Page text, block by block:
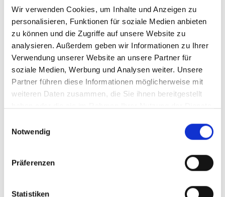
Wir verwenden Cookies, um Inhalte und Anzeigen zu
personalisieren, Funktionen für soziale Medien anbieten
zu können und die Zugriffe auf unsere Website zu
analysieren. Außerdem geben wir Informationen zu Ihrer
Verwendung unserer Website an unsere Partner für
soziale Medien, Werbung und Analysen weiter. Unsere
Partner führen diese Informationen möglicherweise mit
weiteren Daten zusammen, die Sie ihnen bereitgestellt
Notwendig
Präferenzen
Statistiken
Darauf können Sie sich freuen:
Ein faires Vergütungsmodell:Gleichbleibender
monatlicher Verdienst –auch in den Schließ- oder
Ferienzeiten!
Kompetente Unterstützung und Einarbeitung durch
unsere pädagogischen Fachkräfte, sowie Mitarbeitern vor
Kinder, Eltern, Erzieher & Lehrer
Empfehlungsprogramm
Gute Vereinbarkeit von Beruf und Familie